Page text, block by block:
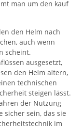
man um den kauf
den Helm nach
auch wenn
scheint.
ausgesetzt,
den Helm altern,
technischen
steigen lässt.
der Nutzung
sicher sein, das sie
im